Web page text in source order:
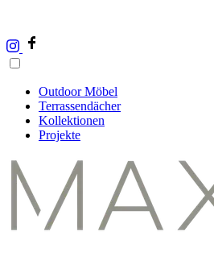
Outdoor Möbel
Terrassendächer
Kollektionen
Projekte